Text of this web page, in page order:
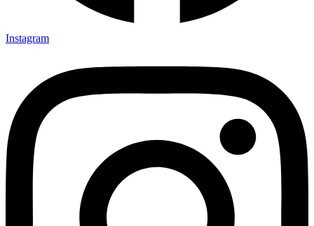
Instagram